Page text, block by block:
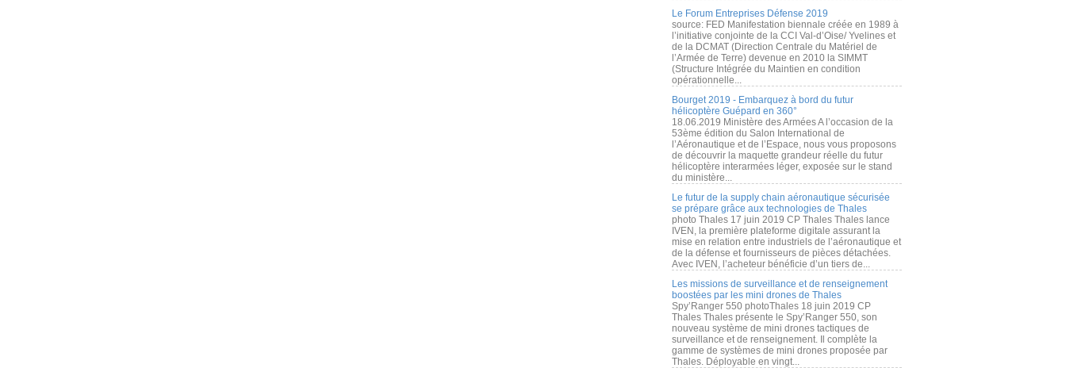
Le Forum Entreprises Défense 2019
source: FED Manifestation biennale créée en 1989 à
l’initiative conjointe de la CCI Val-d’Oise/ Yvelines et
de la DCMAT (Direction Centrale du Matériel de
l’Armée de Terre) devenue en 2010 la SIMMT
(Structure Intégrée du Maintien en condition
opérationnelle...
Bourget 2019 - Embarquez à bord du futur
hélicoptère Guépard en 360°
18.06.2019 Ministère des Armées A l’occasion de la
53ème édition du Salon International de
l’Aéronautique et de l’Espace, nous vous proposons
de découvrir la maquette grandeur réelle du futur
hélicoptère interarmées léger, exposée sur le stand
du ministère...
Le futur de la supply chain aéronautique sécurisée
se prépare grâce aux technologies de Thales
photo Thales 17 juin 2019 CP Thales Thales lance
IVEN, la première plateforme digitale assurant la
mise en relation entre industriels de l’aéronautique et
de la défense et fournisseurs de pièces détachées.
Avec IVEN, l’acheteur bénéficie d’un tiers de...
Les missions de surveillance et de renseignement
boostées par les mini drones de Thales
Spy’Ranger 550 photoThales 18 juin 2019 CP
Thales Thales présente le Spy’Ranger 550, son
nouveau système de mini drones tactiques de
surveillance et de renseignement. Il complète la
gamme de systèmes de mini drones proposée par
Thales. Déployable en vingt...